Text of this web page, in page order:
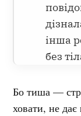
інша
без
Бо тиша —
ховати, не дає